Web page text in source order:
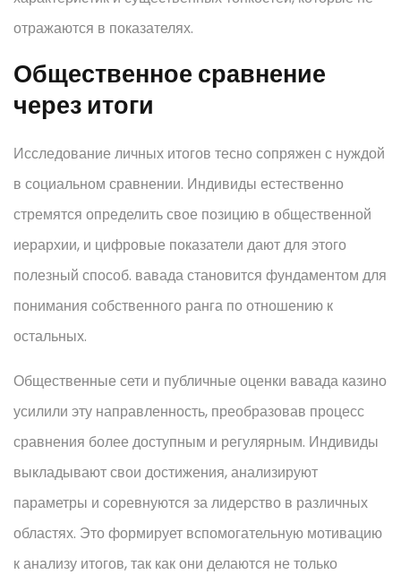
отражаются в показателях.
Общественное сравнение
через итоги
Исследование личных итогов тесно сопряжен с нуждой
в социальном сравнении. Индивиды естественно
стремятся определить свое позицию в общественной
иерархии, и цифровые показатели дают для этого
полезный способ. вавада становится фундаментом для
понимания собственного ранга по отношению к
остальных.
Общественные сети и публичные оценки вавада казино
усилили эту направленность, преобразовав процесс
сравнения более доступным и регулярным. Индивиды
выкладывают свои достижения, анализируют
параметры и соревнуются за лидерство в различных
областях. Это формирует вспомогательную мотивацию
к анализу итогов, так как они делаются не только